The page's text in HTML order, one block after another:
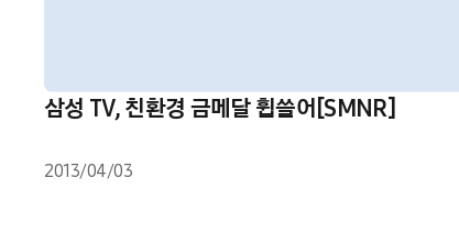
삼성 TV, 친환경 금메달 휩쓸어[SMNR]
2013/04/03